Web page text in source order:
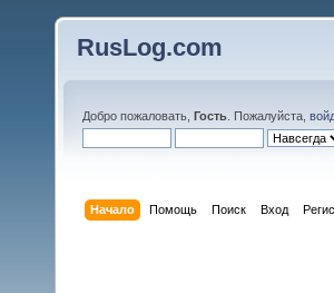
RusLog.com
Добро пожаловать, Гость . Пожалуйста,
Начало Помощь Поиск Вход